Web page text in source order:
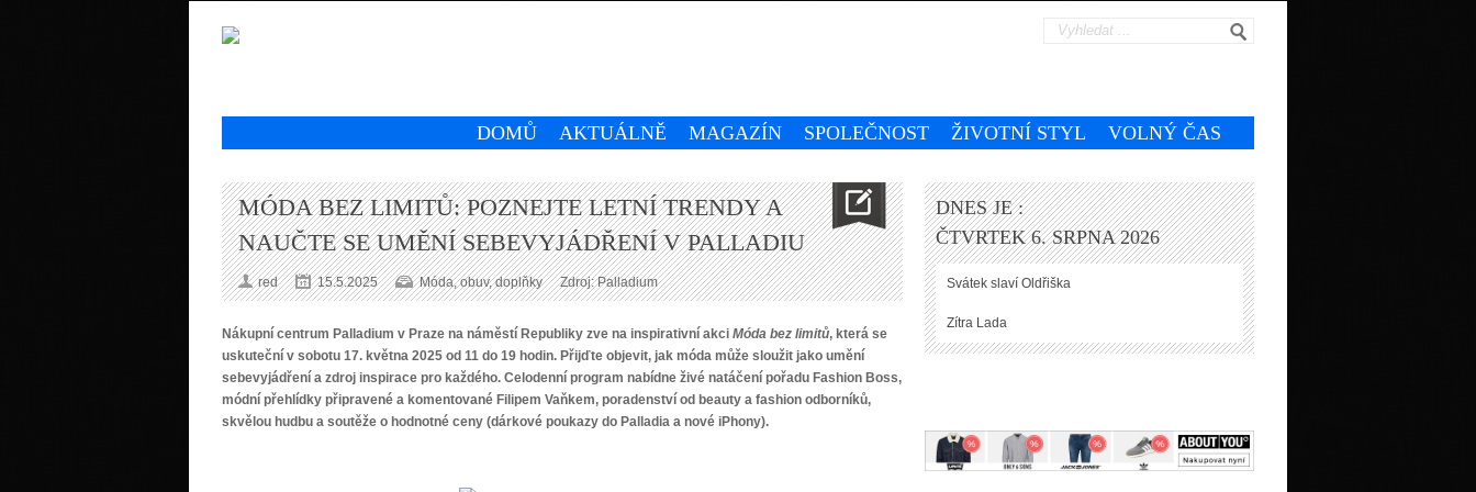
DOMŮ AKTUÁLNĚ MAGAZÍN SPOLEČNOST ŽIVOTNÍ STYL VOLNÝ ČAS
MÓDA BEZ LIMITŮ: POZNEJTE LETNÍ TRENDY A
NAUČTE SE UMĚNÍ SEBEVYJÁDŘENÍ V PALLADIU
red Zdroj: Palladium
15.5.2025 Móda, obuv, doplňky
Nákupní centrum Palladium v Praze na náměstí Republiky zve na inspirativní akci Móda bez limitů, která se
uskuteční v sobotu 17. května 2025 od 11 do 19 hodin. Přijďte objevit, jak móda může sloužit jako umění
sebevyjádření a zdroj inspirace pro každého. Celodenní program nabídne živé natáčení pořadu Fashion Boss,
módní přehlídky připravené a komentované Filipem Vaňkem, poradenství od beauty a fashion odborníků,
skvělou hudbu a soutěže o hodnotné ceny (dárkové poukazy do Palladia a nové iPhony).
DNES JE :
ČTVRTEK 6. SRPNA 2026
Svátek slaví Oldřiška
Zítra Lada